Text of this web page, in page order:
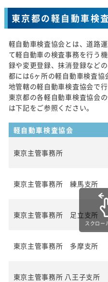
東京都の軽自動車検
軽自動車検査協会とは、道路
て軽自動車の検査事務を行う
録や変更登録、抹消登録など
都には6ヶ所の軽自動車検査
地管轄の軽自動車検査協会で行
東京都の各軽自動車検査協会
は下記をご参照ください。
軽自動車検査協会
東京主管事務所
東京主管事務所 練馬支所
東京主管事務所 足立支所
東京主管事務所 多摩支所
東京主管事務所 八王子支所
スクロー